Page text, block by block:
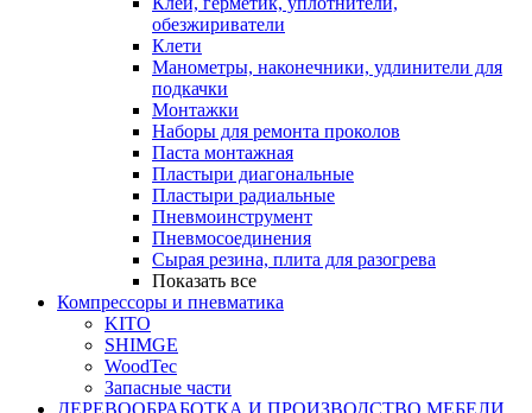
обезжириватели
Клети
Манометры, наконечники, удлинители для
подкачки
Монтажки
Наборы для ремонта проколов
Паста монтажная
Пластыри диагональные
Пластыри радиальные
Пневмоинструмент
Пневмосоединения
Сырая резина, плита для разогрева
Показать все
Компрессоры и пневматика
KITO
SHIMGE
WoodTec
Запасные части